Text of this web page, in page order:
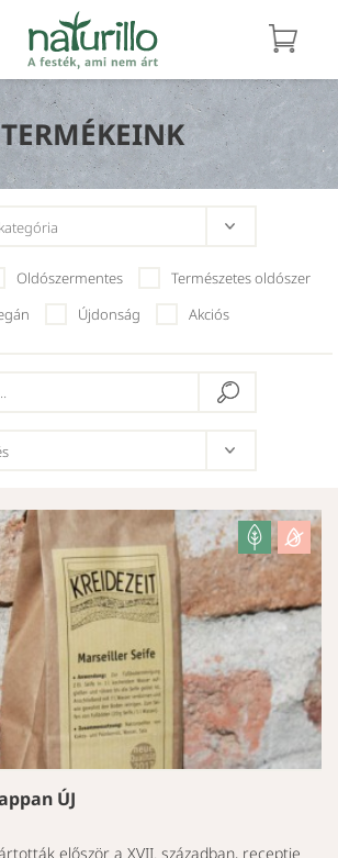
TERMÉKEINK
Oldószermentes
Természetes oldószer
Újdonság Akciós
ÚJ
először a XVII. században, receptje